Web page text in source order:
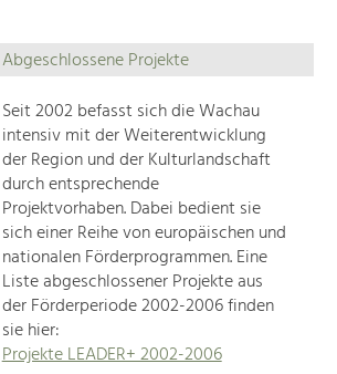
Themenübersicht
Die
Regionalentwicklung
in
unserer
Region
ist
sehr
vielfältig.
Deshalb
geben
wir
hier
Abgeschlossene Projekte
Seit 2002 befasst sich die Wachau
intensiv mit der Weiterentwicklung
der Region und der Kulturlandschaft
durch entsprechende
Projektvorhaben. Dabei bedient sie
sich einer Reihe von europäischen und
nationalen Förderprogrammen. Eine
Liste abgeschlossener Projekte aus
der Förderperiode 2002-2006 finden
sie hier:
Projekte LEADER+ 2002-2006